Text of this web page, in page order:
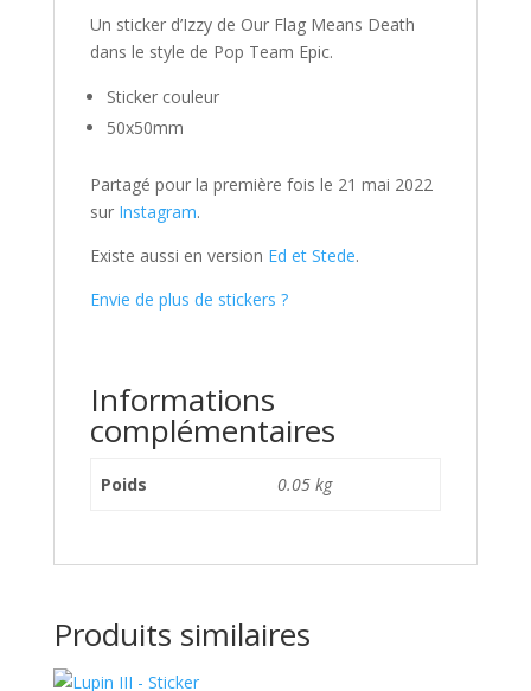
Un sticker d’Izzy de Our Flag Means Death
dans le style de Pop Team Epic.
Sticker couleur
50x50mm
Partagé pour la première fois le 21 mai 2022
sur Instagram.
Existe aussi en version Ed et Stede.
Envie de plus de stickers ?
Informations
complémentaires
Poids 0.05 kg
Produits similaires